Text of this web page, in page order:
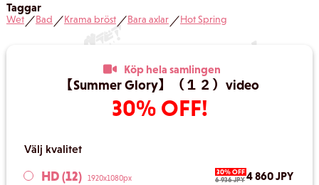
Taggar
Wet／Bad／Krama bröst／Bara axlar／Hot Spring
Köp hela samlingen
【Summer Glory】（１２）video
30% OFF!
Välj kvalitet
HD (12) 1920x1080px
30% OFF
6 936 JPY4 860 JPY